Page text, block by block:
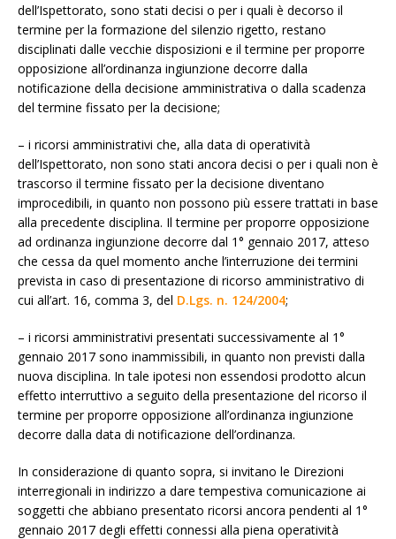
dell’Ispettorato, sono stati decisi o per i quali è decorso il
termine per la formazione del silenzio rigetto, restano
disciplinati dalle vecchie disposizioni e il termine per proporre
opposizione all’ordinanza ingiunzione decorre dalla
notificazione della decisione amministrativa o dalla scadenza
del termine fissato per la decisione;
– i ricorsi amministrativi che, alla data di operatività
dell’Ispettorato, non sono stati ancora decisi o per i quali non è
trascorso il termine fissato per la decisione diventano
improcedibili, in quanto non possono più essere trattati in base
alla precedente disciplina. Il termine per proporre opposizione
ad ordinanza ingiunzione decorre dal 1° gennaio 2017, atteso
che cessa da quel momento anche l’interruzione dei termini
prevista in caso di presentazione di ricorso amministrativo di
cui all’art. 16, comma 3, del D.Lgs. n. 124/2004;
– i ricorsi amministrativi presentati successivamente al 1°
gennaio 2017 sono inammissibili, in quanto non previsti dalla
nuova disciplina. In tale ipotesi non essendosi prodotto alcun
effetto interruttivo a seguito della presentazione del ricorso il
termine per proporre opposizione all’ordinanza ingiunzione
decorre dalla data di notificazione dell’ordinanza.
In considerazione di quanto sopra, si invitano le Direzioni
interregionali in indirizzo a dare tempestiva comunicazione ai
soggetti che abbiano presentato ricorsi ancora pendenti al 1°
gennaio 2017 degli effetti connessi alla piena operatività